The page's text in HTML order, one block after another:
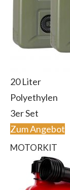
20 Liter
Polyethylen
3er Set
Zum Angebot
MOTORKIT